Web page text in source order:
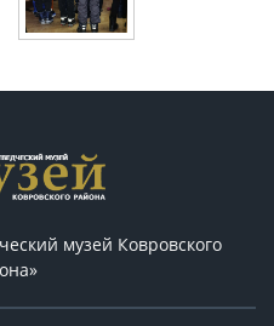
музей Ковровского